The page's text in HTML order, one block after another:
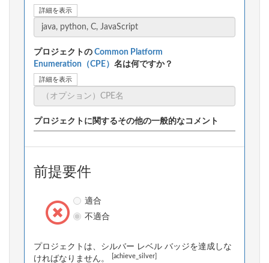
詳細を表示
プロジェクトの Common Platform
Enumeration（CPE） 名は何ですか？
詳細を表示
プロジェクトに関するその他の一般的なコメント
前提要件
適合
不適合
プロジェクトは、シルバー レベル バッジを達成しな
ければなりません。
[achieve_silver]